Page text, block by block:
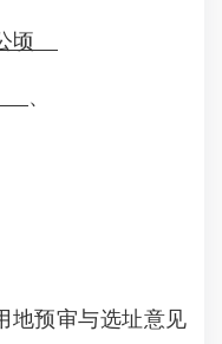
顷
、
预审与选址意见